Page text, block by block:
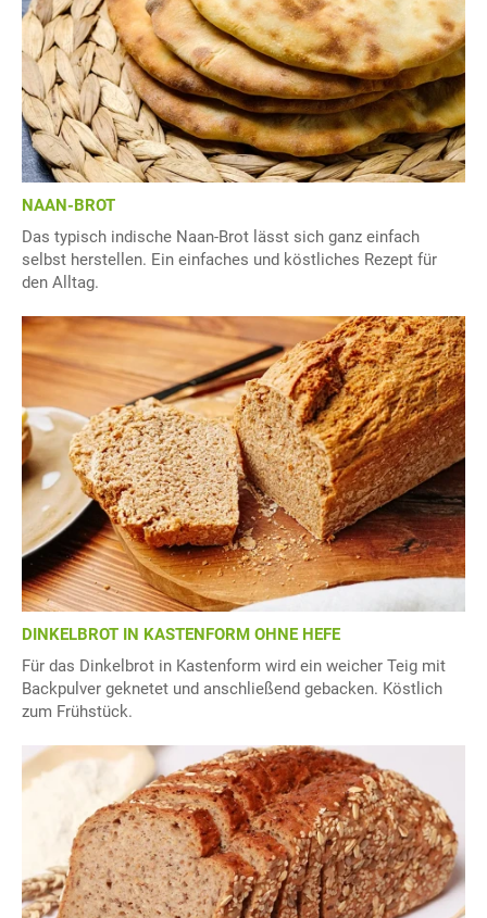
NAAN-BROT
Das typisch indische Naan-Brot lässt sich ganz einfach
selbst herstellen. Ein einfaches und köstliches Rezept für
den Alltag.
DINKELBROT IN KASTENFORM OHNE HEFE
Für das Dinkelbrot in Kastenform wird ein weicher Teig mit
Backpulver geknetet und anschließend gebacken. Köstlich
zum Frühstück.